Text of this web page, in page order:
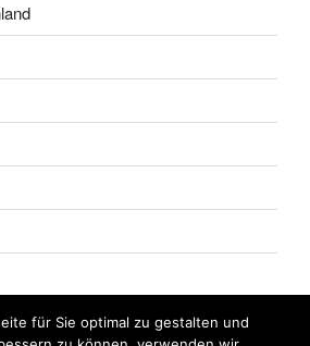
für Sie optimal zu gestalten und